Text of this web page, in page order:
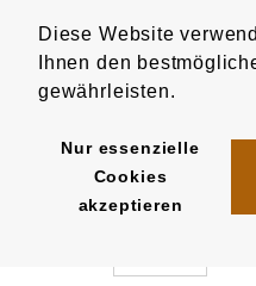
Diese Website
Ihnen den
gewährleisten.
Nur essenzielle
Cookies
akzeptieren
1 Pod mit 2 ml Liquid
mit Mesh Coil
Geschmack und mehr
Kompatibel mit Elfa-
Geschmack: intensive
WEITERE
Artikel: 9116
EAN/Gebinde10:
HERSTELLER
187
Hersteller
Alhamra e.K.
Stuttgart
© 2025 Klömpkes Heinrich